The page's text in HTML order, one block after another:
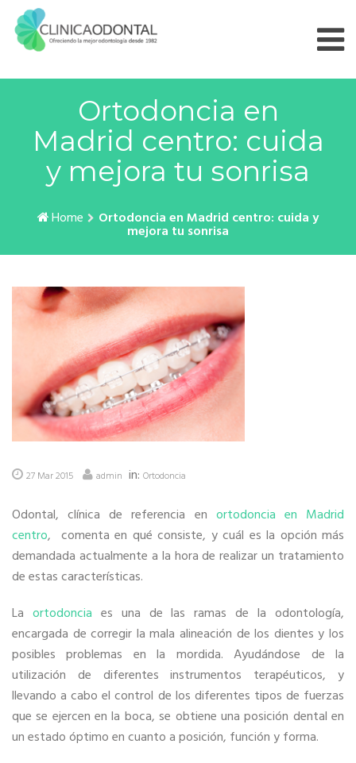
content
Ortodoncia en
Madrid centro: cuida
y mejora tu sonrisa
Home Ortodoncia en Madrid centro: cuida y
mejora tu sonrisa
27 Mar 2015 admin in: Ortodoncia
Odontal, clínica de referencia en ortodoncia en Madrid
centro, comenta en qué consiste, y cuál es la opción más
demandada actualmente a la hora de realizar un tratamiento
de estas características.
La ortodoncia es una de las ramas de la odontología,
encargada de corregir la mala alineación de los dientes y los
posibles problemas en la mordida. Ayudándose de la
utilización de diferentes instrumentos terapéuticos, y
llevando a cabo el control de los diferentes tipos de fuerzas
que se ejercen en la boca, se obtiene una posición dental en
un estado óptimo en cuanto a posición, función y forma.